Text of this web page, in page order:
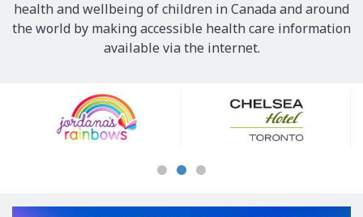
health and wellbeing of children in Canada and around
the world by making accessible health care information
available via the internet.
Sponsors